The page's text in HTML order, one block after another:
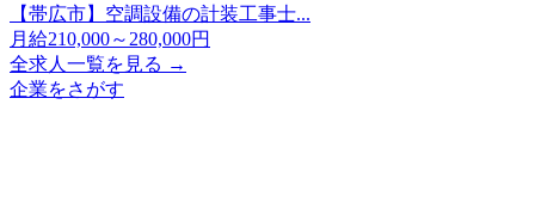
【帯広市】空調設備の計装工事士...
月給210,000～280,000円
全求人一覧を見る →
企業をさがす